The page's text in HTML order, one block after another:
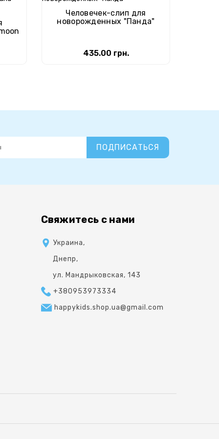
Человечек-слип для
новорожденных "Панда"
435.00 грн.
ПОДПИСАТЬСЯ
Свяжитесь с нами
Украина,
Днепр,
ул. Мандрыковская, 143
+380953973334
happykids.shop.ua@gmail.com